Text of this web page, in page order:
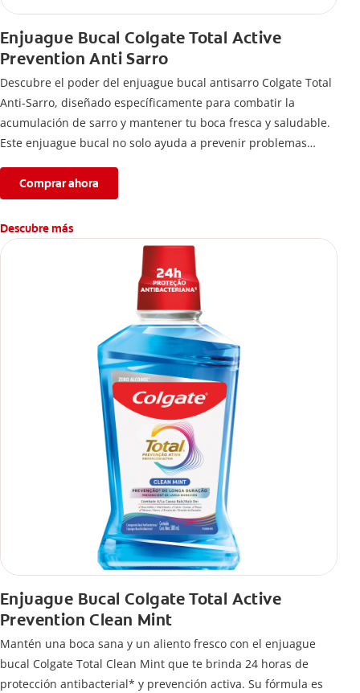
Enjuague Bucal Colgate Total Active
Prevention Anti Sarro
Descubre el poder del enjuague bucal antisarro Colgate Total
Anti-Sarro, diseñado específicamente para combatir la
acumulación de sarro y mantener tu boca fresca y saludable.
Este enjuague bucal no solo ayuda a prevenir problemas
Comprar ahora
Descubre más
Enjuague Bucal Colgate Total Active
Prevention Clean Mint
Mantén una boca sana y un aliento fresco con el enjuague
bucal Colgate Total Clean Mint que te brinda 24 horas de
protección antibacterial* y prevención activa. Su fórmula es